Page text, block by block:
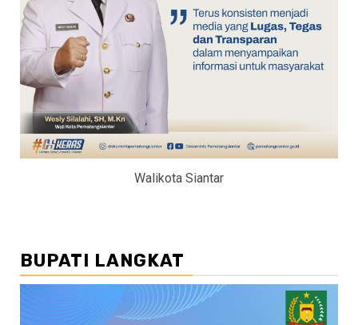
Walikota Siantar
BUPATI LANGKAT